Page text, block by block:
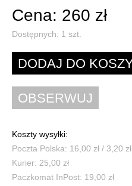
Cena: 260 zł
Dostępnych: 1 szt.
Koszty wysyłki:
Poczta Polska: 16,00 zł / 3,20 zł
Kurier: 25,00 zł
Paczkomat InPost: 19,00 zł